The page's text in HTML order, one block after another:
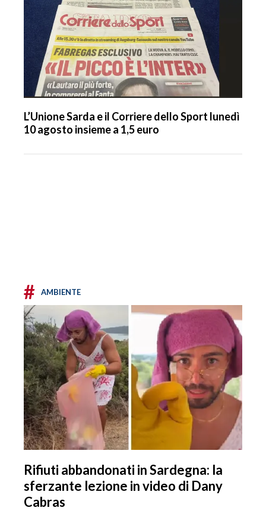
L’Unione Sarda e il Corriere dello Sport lunedì
10 agosto insieme a 1,5 euro
# AMBIENTE
Rifiuti abbandonati in Sardegna: la
sferzante lezione in video di Dany
Cabras